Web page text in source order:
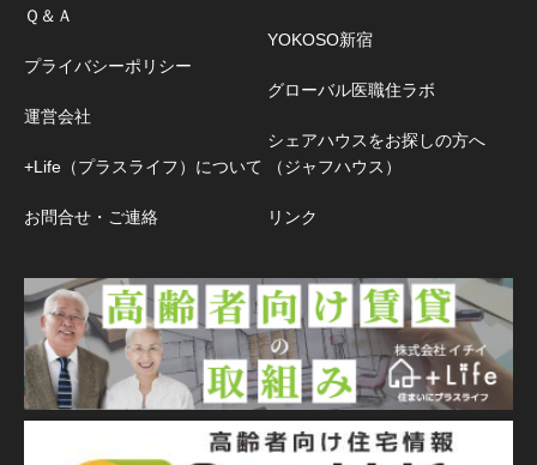
Ｑ＆Ａ
プライバシーポリシー
運営会社
+Life（プラスライフ）について
お問合せ・ご連絡
YOKOSO新宿
グローバル医職住ラボ
シェアハウスをお探しの方へ
（ジャフハウス）
リンク